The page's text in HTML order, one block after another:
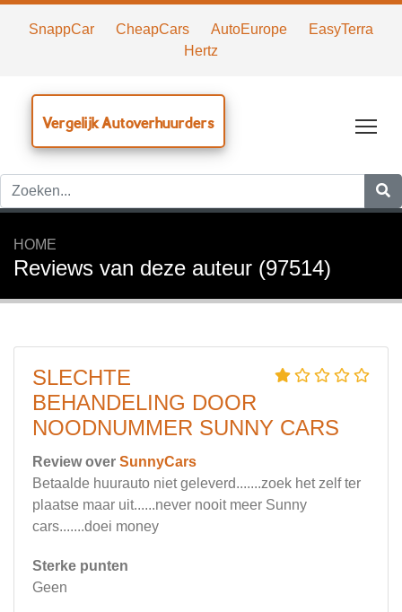
SnappCar CheapCars AutoEurope
EasyTerra
Hertz
Vergelijk Autoverhuurders
HOME
Reviews van deze auteur (97514)
SLECHTE
BEHANDELING DOOR
NOODNUMMER SUNNY CARS
Review over SunnyCars
Betaalde huurauto niet geleverd.......zoek het zelf ter
plaatse maar uit......never nooit meer Sunny
cars.......doei money
Sterke punten
Geen